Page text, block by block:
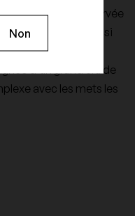
Non
une sélection réservée
mérite aussi
d'une
d'un grand cru de
avec les mets les